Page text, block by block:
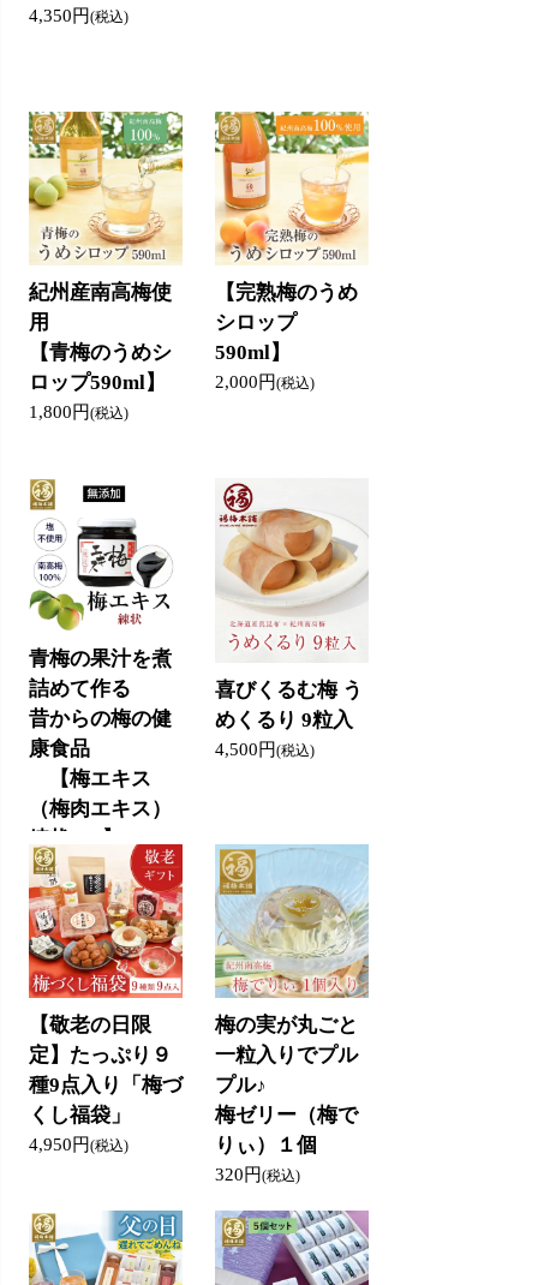
4,350円(税込)
紀州産南高梅使
用
【青梅のうめシ
ロップ590ml】
1,800円(税込)
【完熟梅のうめ
シロップ
590ml】
2,000円(税込)
青梅の果汁を煮
詰めて作る
昔からの梅の健
康食品
【梅エキス
（梅肉エキス）
5,300円(税込)
喜びくるむ梅 う
めくるり 9粒入
4,500円(税込)
【敬老の日限
定】たっぷり９
種9点入り「梅づ
くし福袋」
4,950円(税込)
梅の実が丸ごと
一粒入りでプル
プル♪
梅ゼリー（梅で
りぃ）１個
320円(税込)